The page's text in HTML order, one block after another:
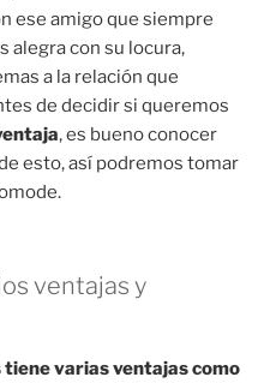
ese amigo que siempre
alegra con su locura,
a la relación que
de decidir si queremos
, es bueno conocer
esto, así podremos tomar
ventajas y
varias ventajas como